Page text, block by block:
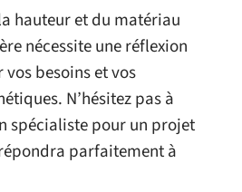
hauteur et du matériau
nécessite une réflexion
besoins et vos
N’hésitez pas à
spécialiste pour un projet
parfaitement à